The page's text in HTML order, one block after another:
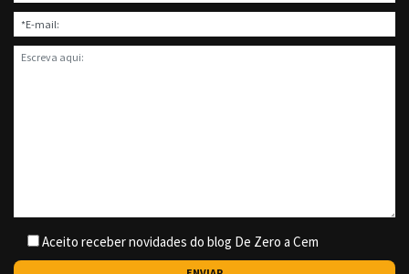
Aceito receber novidades do blog De Zero a Cem